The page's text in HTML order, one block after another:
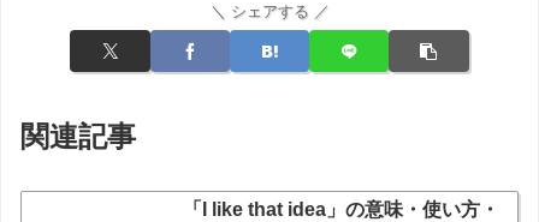
＼ シェアする ／
関連記事
「I like that idea」の意味・使い方・